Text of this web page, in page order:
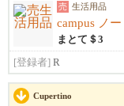
売 生活用品
campus ノ
まとて＄3
[登録者] R
Cupertino